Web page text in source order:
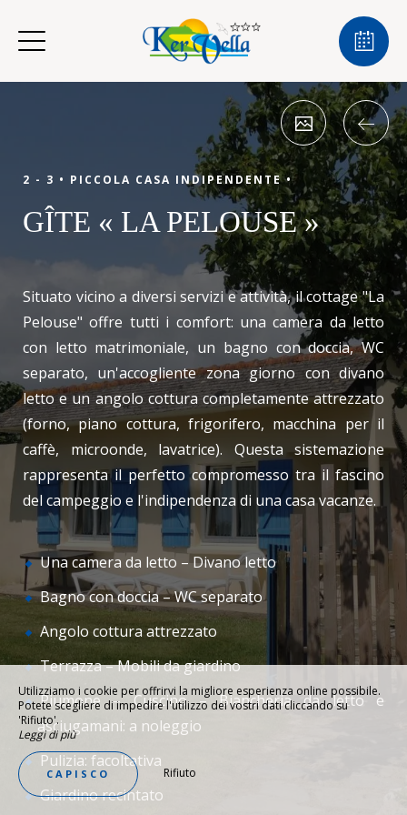
2 - 3 • PICCOLA CASA INDIPENDENTE •
GÎTE « LA PELOUSE »
Situato vicino a diversi servizi e attività, il cottage "La
Pelouse" offre tutti i comfort: una camera da letto
con letto matrimoniale, un bagno con doccia, WC
separato, un'accogliente zona giorno con divano
letto e un angolo cottura completamente attrezzato
(forno, piano cottura, frigorifero, macchina per il
caffè, microonde, lavatrice). Questa sistemazione
rappresenta il perfetto compromesso tra il fascino
del campeggio e l'indipendenza di una casa vacanze.
Una camera da letto – Divano letto
Bagno con doccia – WC separato
Angolo cottura attrezzato
Terrazza – Mobili da giardino
Piumone – Cuscino – Biancheria da letto e
asciugamani: a noleggio
Pulizia: facoltativa
Giardino recintato
Utilizziamo i cookie per offrirvi la migliore esperienza online possibile.
Potete scegliere di impedire l'utilizzo dei vostri dati cliccando su
'Rifiuto'.
Leggi di più
CAPISCO Rifiuto